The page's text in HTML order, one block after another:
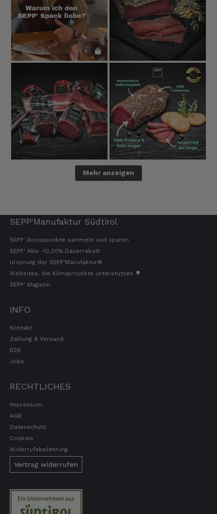
Mehr anzeigen
SEPP'Manufaktur Südtirol
SEPP' Bonuspunkte sammeln und sparen
SEPP' Abo -10,00% Dauerrabatt
Ursprung der SEPP'Manufaktur®
Websites, die Klimaprojekte unterstützen 🌳
SEPP' Magazin
INFO
Kontakt
Zahlung & Versand
B2B
Jobs
RECHTLICHES
Impressum
AGB
Datenschutz
Cookies
Widerrufsbelehrung
Vertrag widerrufen